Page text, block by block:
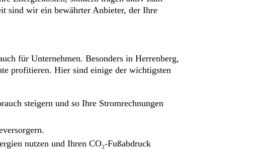
sind wir ein bewährter Anbieter, der Ihre
für Unternehmen. Besonders in Herrenberg,
profitieren. Hier sind einige der wichtigsten
steigern und so Ihre Stromrechnungen
nutzen und Ihren CO₂-Fußabdruck